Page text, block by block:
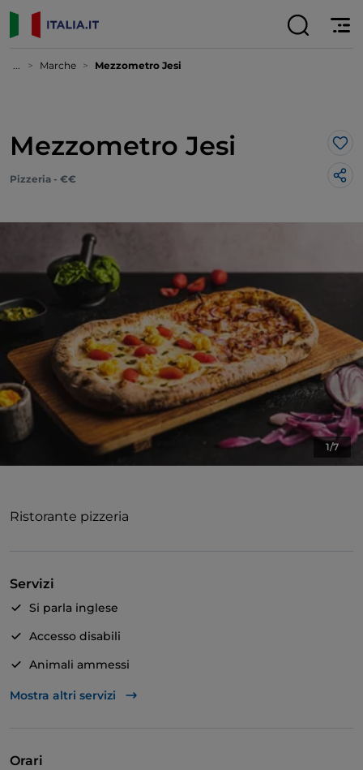
... Marche Mezzometro Jesi
Mezzometro Jesi
Pizzeria - €€
1/7
Ristorante pizzeria
Servizi
Si parla inglese
Accesso disabili
Animali ammessi
Asporto
Mostra altri servizi
Orari